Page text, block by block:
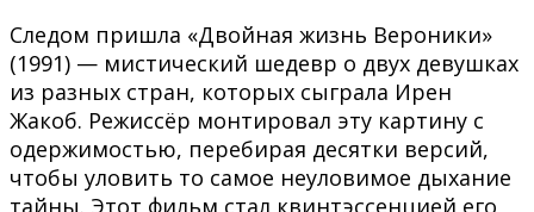
Следом пришла «Двойная жизнь Вероники»
(1991) — мистический шедевр о двух девушках
из разных стран, которых сыграла Ирен
Жакоб. Режиссёр монтировал эту картину с
одержимостью, перебирая десятки версий,
чтобы уловить то самое неуловимое дыхание
тайны. Этот фильм стал квинтэссенцией его